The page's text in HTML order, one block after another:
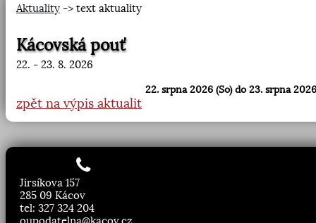
Aktuality -> text aktuality
Kácovská pouť
22. - 23. 8. 2026
22. srpna 2026 (So) do 23. srpna
zpět na výpis aktualit
Jirsíkova 157
285 09 Kácov
tel: 327 324 204